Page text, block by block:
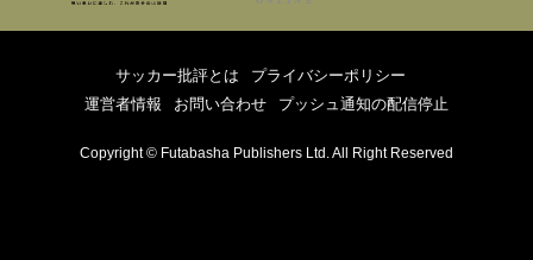
サッカー批評とは
プライバシーポリシー
運営者情報
お問い合わせ プッシュ通知の配信停止
Copyright © Futabasha Publishers Ltd. All Right Reserved